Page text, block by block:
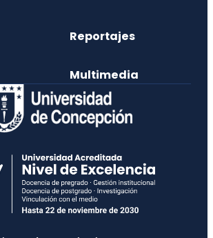
Reportajes
Multimedia